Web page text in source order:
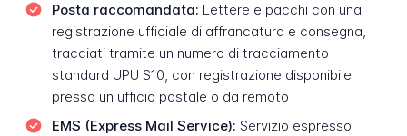
Posta raccomandata: Lettere e pacchi con una
registrazione ufficiale di affrancatura e consegna,
tracciati tramite un numero di tracciamento
standard UPU S10, con registrazione disponibile
presso un ufficio postale o da remoto
EMS (Express Mail Service): Servizio espresso